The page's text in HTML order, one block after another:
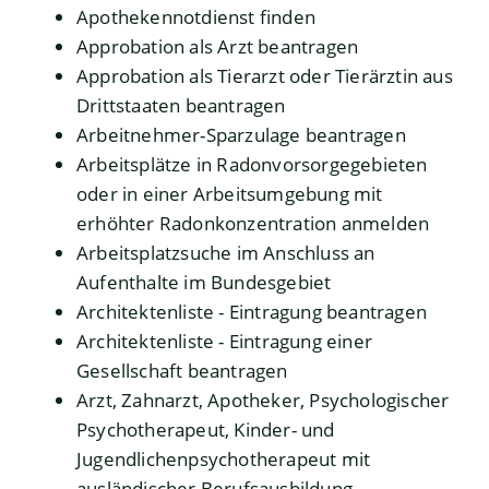
Apothekennotdienst finden
Approbation als Arzt beantragen
Approbation als Tierarzt oder Tierärztin aus
Drittstaaten beantragen
Arbeitnehmer-Sparzulage beantragen
Arbeitsplätze in Radonvorsorgegebieten
oder in einer Arbeitsumgebung mit
erhöhter Radonkonzentration anmelden
Arbeitsplatzsuche im Anschluss an
Aufenthalte im Bundesgebiet
Architektenliste - Eintragung beantragen
Architektenliste - Eintragung einer
Gesellschaft beantragen
Arzt, Zahnarzt, Apotheker, Psychologischer
Psychotherapeut, Kinder- und
Jugendlichenpsychotherapeut mit